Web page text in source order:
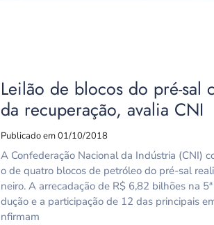
Leilão de blocos do pré-sal
da recuperação, avalia CNI
Publicado em 01/10/2018
A Confederação Nacional da Indústria (CNI)
o de quatro blocos de petróleo do pré-sal
neiro. A arrecadação de R$ 6,82 bilhões na
dução e a participação de 12 das principais
nfirmam